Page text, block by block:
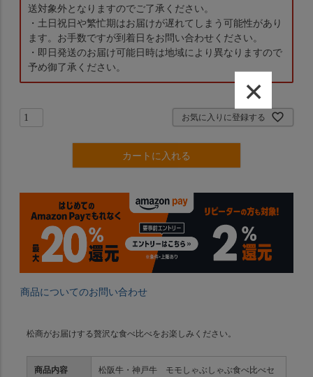
送対象外となりますのでご了承ください。
・土日祝日や繁忙期はお届けが遅れてしまう可能性があり
ます。お手数ですが到着日をお問い合わせください。
・即日発送のお届け可能日時は地域により異なりますので
予め御了承ください。
お気に入りに登録する
カートに入れる
商品についてのお問い合わせ
松商がお届けする贅沢な食べ比べをお楽しみください。
商品内容
松阪牛・神戸牛 モモしゃぶしゃぶ食べ比べセ
×